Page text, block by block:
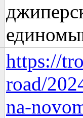
https://
road/
na-